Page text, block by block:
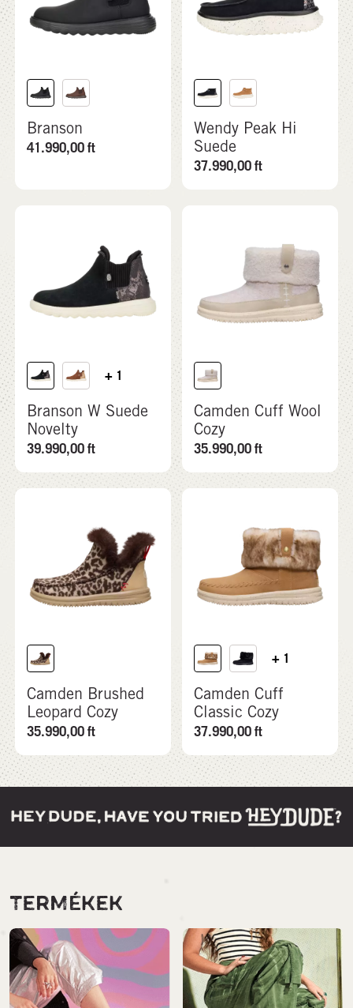
Branson
41.990,00ft
Wendy Peak Hi
Suede
37.990,00ft
+ 1
Branson W Suede
Novelty
39.990,00ft
Camden Cuff Wool
Cozy
35.990,00ft
Camden Brushed
Leopard Cozy
35.990,00ft
+ 1
Camden Cuff
Classic Cozy
37.990,00ft
TERMÉKEK